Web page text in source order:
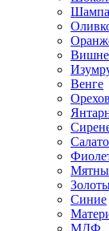
Венге
Синие
МДФ